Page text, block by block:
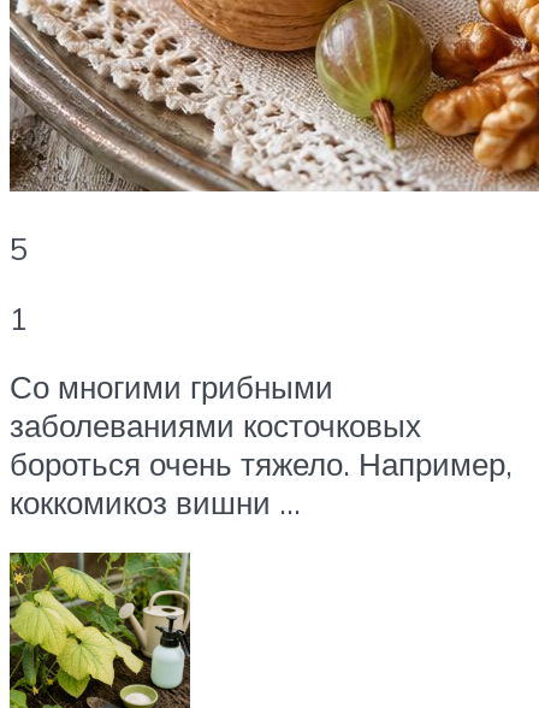
5
1
Со многими грибными
заболеваниями косточковых
бороться очень тяжело. Например,
коккомикоз вишни …